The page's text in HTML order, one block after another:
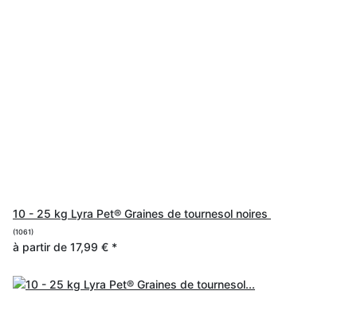
10 - 25 kg Lyra Pet® Graines de tournesol noires
(1061)
à partir de 17,99 € *